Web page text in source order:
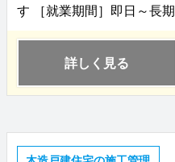
す ［就業期間］即日～長期
詳しく見る